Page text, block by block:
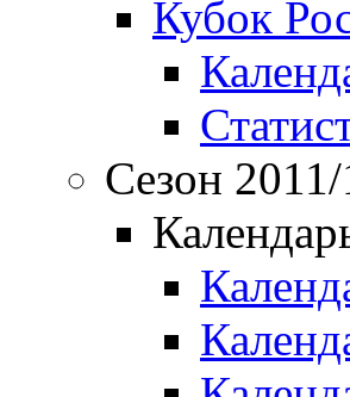
Кубок
Сезон